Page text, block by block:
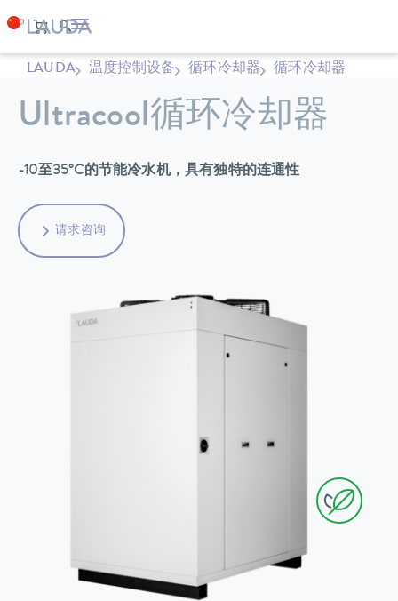
LAUDA 温度控制设备 循环冷却器 循环冷却器
Ultracool循环冷却器
-10至35°C的节能冷水机，具有独特的连通性
请求咨询